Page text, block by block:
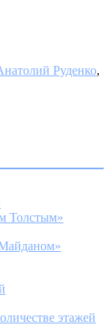
Руденко,
Толстым»
этажей